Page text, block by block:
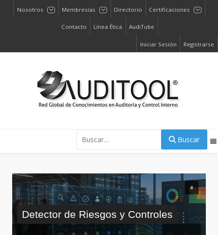
Nosotros Membresías Directorio Certificaciones
Contacto Línea Ética AudiTube
Iniciar Sesión Registrarse
Buscar
Detector de Riesgos y Controles
Matriz de riesgos del